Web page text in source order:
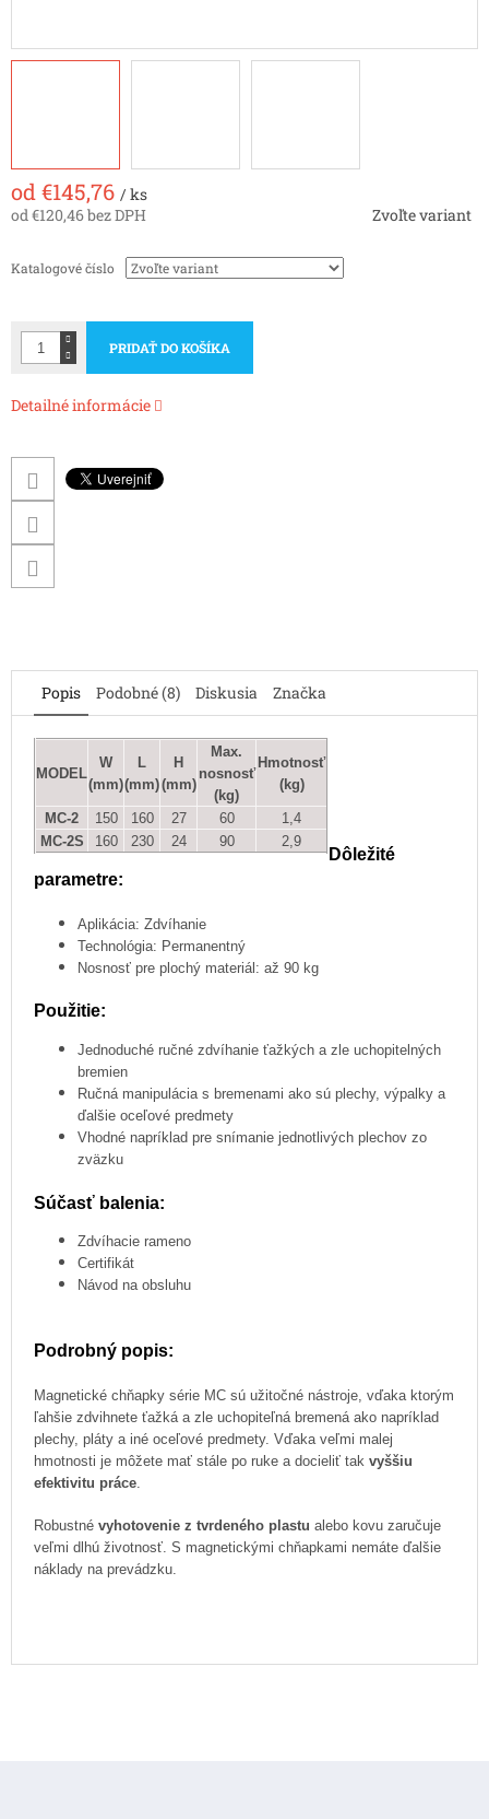
od €145,76 / ks
od€120,46bez DPH
cena:
Zvoľte variant
Katalogové číslo
PRIDAŤ DO KOŠÍKA
Detailné informácie
Popis Podobné (8) Diskusia Značka
MODEL
W
(mm)
L
(mm)
H
(mm)
Max.
nosnosť
(kg)
Hmotnosť
(kg)
MC-2 150 160 27 60
1,4
MC-2S
160 230 24 90 2,9
Dôležité
parametre:
Aplikácia: Zdvíhanie
Technológia: Permanentný
Nosnosť pre plochý materiál: až 90 kg
Použitie:
Jednoduché ručné zdvíhanie ťažkých a zle uchopitelných
bremien
Ručná manipulácia s bremenami ako sú plechy, výpalky a
ďalšie oceľové predmety
Vhodné napríklad pre snímanie jednotlivých plechov zo
zväzku
Súčasť balenia:
Zdvíhacie rameno
Certifikát
Návod na obsluhu
Podrobný popis:
Magnetické chňapky série MC sú užitočné nástroje, vďaka ktorým
ľahšie zdvihnete ťažká a zle uchopiteľná bremená ako napríklad
plechy, pláty a iné oceľové predmety. Vďaka veľmi malej
hmotnosti je môžete mať stále po ruke a docieliť tak vyššiu
efektivitu práce
Robustné vyhotovenie z tvrdeného plastu alebo kovu zaručuje
veľmi dlhú životnosť. S magnetickými chňapkami nemáte ďalšie
náklady na prevádzku.